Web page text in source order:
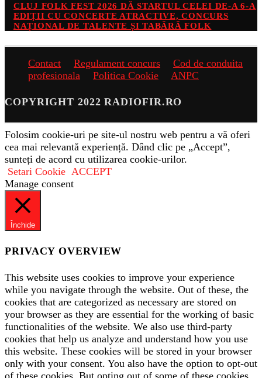
CLUJ FOLK FEST 2026 DĂ STARTUL CELEI DE-A 6-A
EDIȚII CU CONCERTE ATRACTIVE, CONCURS
NAȚIONAL DE TALENTE ȘI TABĂRĂ FOLK
Contact Regulament concurs
Cod de conduita
profesionala
Politica Cookie ANPC
COPYRIGHT 2022 RADIOFIR.RO
Folosim cookie-uri pe site-ul nostru web pentru a vă oferi
cea mai relevantă experiență. Dând clic pe „Accept”,
sunteți de acord cu utilizarea cookie-urilor.
Setari Cookie ACCEPT
Manage consent
Închide
PRIVACY OVERVIEW
This website uses cookies to improve your experience
while you navigate through the website. Out of these, the
cookies that are categorized as necessary are stored on
your browser as they are essential for the working of basic
functionalities of the website. We also use third-party
cookies that help us analyze and understand how you use
this website. These cookies will be stored in your browser
only with your consent. You also have the option to opt-out
of these cookies. But opting out of some of these cookies